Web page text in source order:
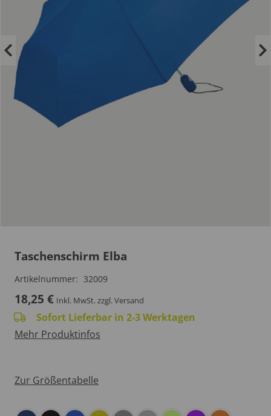
Taschenschirm Elba
Artikelnummer: 32009
18,25 € Inkl. MwSt.zzgl. Versand
Sofort Lieferbar in 2-3 Werktagen
Mehr Produktinfos
Zur Größentabelle